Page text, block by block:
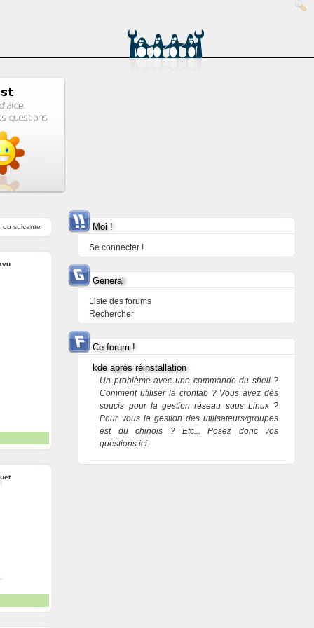
ou suivante Moi !
Se connecter !
General
Liste des forums
Rechercher
Ce forum !
kde après réinstallation
Un problème avec une commande du shell ?
Comment utiliser la crontab ? Vous avez des
soucis pour la gestion réseau sous Linux ?
Pour vous la gestion des utilisateurs/groupes
est du chinois ? Etc... Posez donc vos
questions ici.